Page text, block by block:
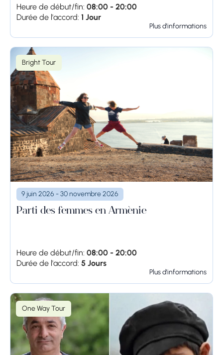
Heure de début/fin: 08:00 - 20:00
Durée de l'accord: 1 Jour
Plus d'informations
Bright Tour
9 juin 2026 - 30 novembre 2026
Parti des femmes en Arménie
Heure de début/fin: 08:00 - 20:00
Durée de l'accord: 5 Jours
Plus d'informations
One Way Tour